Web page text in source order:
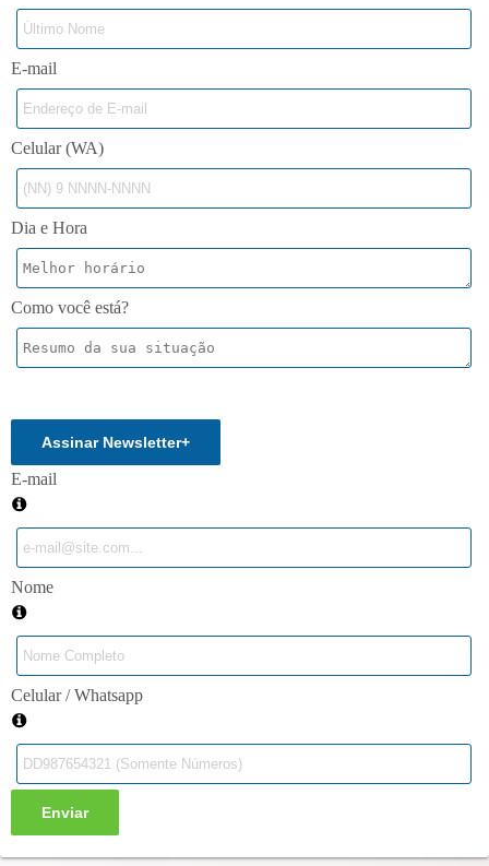
E-mail
Celular (WA)
Dia e Hora
Como você está?
Assinar Newsletter+
E-mail
Nome
Celular / Whatsapp
Enviar